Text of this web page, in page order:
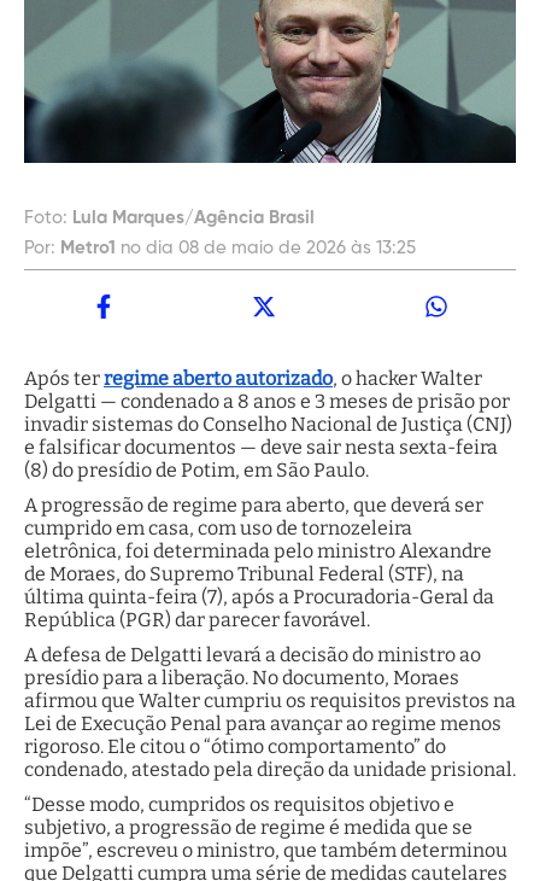
Foto: Lula Marques/Agência Brasil
Por: Metro1 no dia 08 de maio de 2026 às 13:25
Após terregime aberto autorizado, o hacker Walter
Delgatti — condenado a 8 anos e 3 meses de prisão por
invadir sistemas do Conselho Nacional de Justiça (CNJ)
e falsificar documentos — deve sair nesta sexta-feira
(8) do presídio de Potim, em São Paulo.
A progressão de regime para aberto, que deverá ser
cumprido em casa, com uso de tornozeleira
eletrônica, foi determinada pelo ministro Alexandre
de Moraes, do Supremo Tribunal Federal (STF), na
última quinta-feira (7), após a Procuradoria-Geral da
República (PGR) dar parecer favorável.
A defesa de Delgatti levará a decisão do ministro ao
presídio para a liberação. No documento, Moraes
afirmou que Walter cumpriu os requisitos previstos na
Lei de Execução Penal para avançar ao regime menos
rigoroso. Ele citou o “ótimo comportamento” do
condenado, atestado pela direção da unidade prisional.
“Desse modo, cumpridos os requisitos objetivo e
subjetivo, a progressão de regime é medida que se
impõe”, escreveu o ministro, que também determinou
que Delgatti cumpra uma série de medidas cautelares